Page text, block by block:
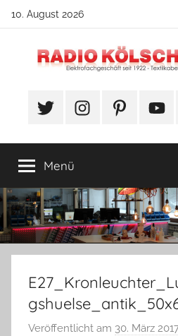
Zum
springen
10. August 2026
Radio
Hamburg
Lampenbau
#TwitterInstagramPinterest
Menü
Veröffentlicht am 30. März